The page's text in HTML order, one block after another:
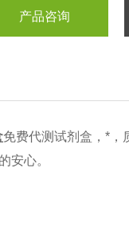
产品咨询
免费代测试剂盒，*，
安心。